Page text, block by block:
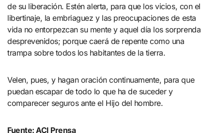
de su liberación. Estén alerta, para que los vicios, con el
libertinaje, la embriaguez y las preocupaciones de esta
vida no entorpezcan su mente y aquel día los sorprenda
desprevenidos; porque caerá de repente como una
trampa sobre todos los habitantes de la tierra.
Velen, pues, y hagan oración continuamente, para que
puedan escapar de todo lo que ha de suceder y
comparecer seguros ante el Hijo del hombre.
Fuente: ACI Prensa